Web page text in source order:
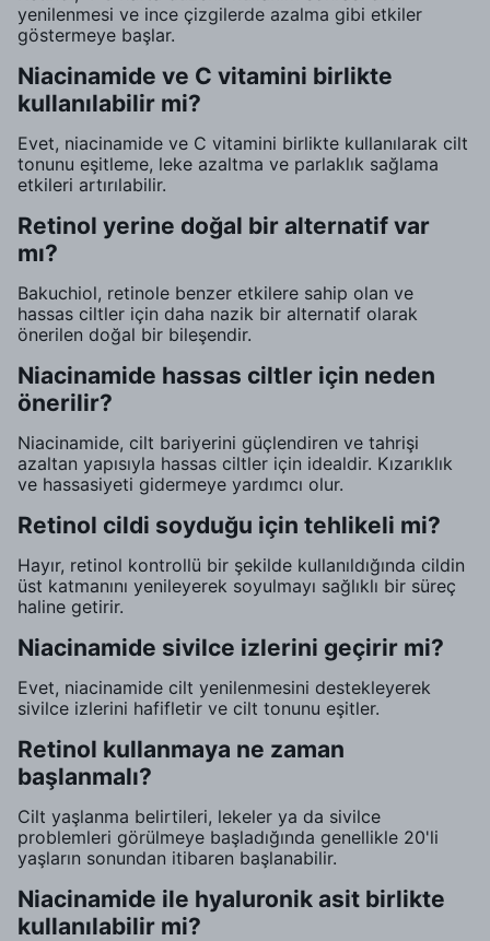
yenilenmesi ve ince çizgilerde azalma gibi etkiler
göstermeye başlar.
Niacinamide ve C vitamini birlikte
kullanılabilir mi?
Evet, niacinamide ve C vitamini birlikte kullanılarak cilt
tonunu eşitleme, leke azaltma ve parlaklık sağlama
etkileri artırılabilir.
Retinol yerine doğal bir alternatif var
mı?
Bakuchiol, retinole benzer etkilere sahip olan ve
hassas ciltler için daha nazik bir alternatif olarak
önerilen doğal bir bileşendir.
Niacinamide hassas ciltler için neden
önerilir?
Niacinamide, cilt bariyerini güçlendiren ve tahrişi
azaltan yapısıyla hassas ciltler için idealdir. Kızarıklık
ve hassasiyeti gidermeye yardımcı olur.
Retinol cildi soyduğu için tehlikeli mi?
Hayır, retinol kontrollü bir şekilde kullanıldığında cildin
üst katmanını yenileyerek soyulmayı sağlıklı bir süreç
haline getirir.
Niacinamide sivilce izlerini geçirir mi?
Evet, niacinamide cilt yenilenmesini destekleyerek
sivilce izlerini hafifletir ve cilt tonunu eşitler.
Retinol kullanmaya ne zaman
başlanmalı?
Cilt yaşlanma belirtileri, lekeler ya da sivilce
problemleri görülmeye başladığında genellikle 20'li
yaşların sonundan itibaren başlanabilir.
Niacinamide ile hyaluronik asit birlikte
kullanılabilir mi?